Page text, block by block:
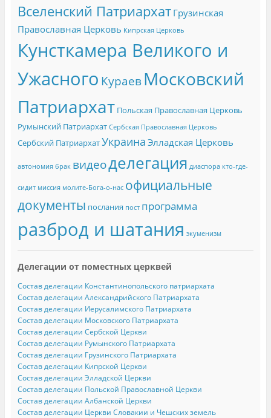
Вселенский Патриархат Грузинская
Православная Церковь Кипрская Церковь
Кунсткамера Великого и
Ужасного Кураев Московский
Патриархат Польская Православная Церковь
Румынский Патриархат Сербская Православная Церковь
Сербский ПатриархатУкраина Элладская Церковь
автономия брак видеоделегация диаспора кто-где-
сидит миссия молите-Бога-о-нас официальные
документы послания пост программа
разброд и шатания экуменизм
Делегации от поместных церквей
Состав делегации Константинопольского патриархата
Состав делегации Александрийского Патриархата
Состав делегации Иерусалимского Патриархата
Состав делегации Московского Патриархата
Состав делегации Сербской Церкви
Состав делегации Румынского Патриархата
Состав делегации Грузинского Патриархата
Состав делегации Кипрской Церкви
Состав делегации Элладской Церкви
Состав делегации Польской Православной Церкви
Состав делегации Албанской Церкви
Состав делегации Церкви Словакии и Чешских земель